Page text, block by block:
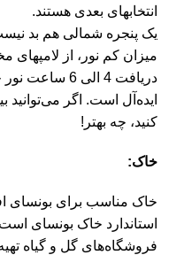
انتخابهای بعدی هستند.
یک پنجره شمالی هم بد
میزان کم نور، از لامپهای
دریافت 4 الی
ایده‌آل است. اگر می‌توانید
کنید، چه بهتر!
خاک:
خاک مناسب برای بونسای
استاندارد خاک بونسای است
فروشگاه‌های گل و گیاه